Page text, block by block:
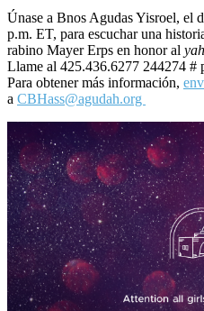
Únase a Bnos Agudas Yisroel, el
p.m. ET, para escuchar una
rabino Mayer Erps en honor al
Llame al 425.436.6277 244274 #
Para obtener más información,
a CBHass@agudah.org